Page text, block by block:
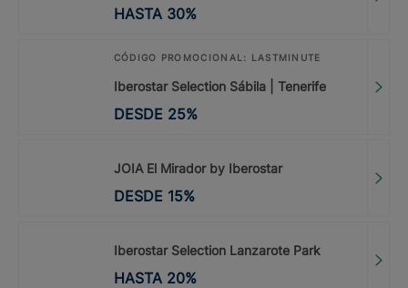
HASTA 30%
CÓDIGO PROMOCIONAL: LASTMINUTE
Iberostar Selection Sábila | Tenerife
DESDE 25%
JOIA El Mirador by Iberostar
DESDE 15%
Iberostar Selection Lanzarote Park
HASTA 20%